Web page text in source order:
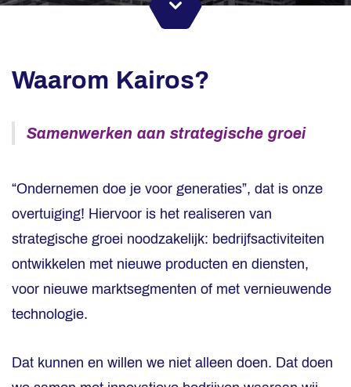
Waarom Kairos?
Samenwerken aan strategische groei
“Ondernemen doe je voor generaties”, dat is onze
overtuiging! Hiervoor is het realiseren van
strategische groei noodzakelijk: bedrijfsactiviteiten
ontwikkelen met nieuwe producten en diensten,
voor nieuwe marktsegmenten of met vernieuwende
technologie.
Dat kunnen en willen we niet alleen doen. Dat doen